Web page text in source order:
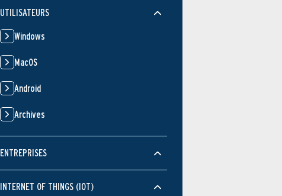
UTILISATEURS
Windows
MacOS
Android
Archives
ENTREPRISES
INTERNET OF THINGS (IOT)